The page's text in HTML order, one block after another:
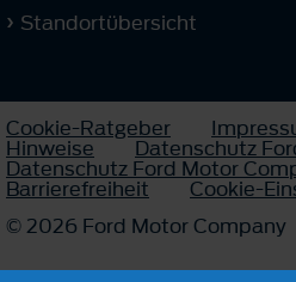
Standortübersicht
Cookie-Ratgeber
Hinweise Datenschutz
Datenschutz Ford Motor
Barrierefreiheit
Cookie-
© 2026 Ford Motor Company